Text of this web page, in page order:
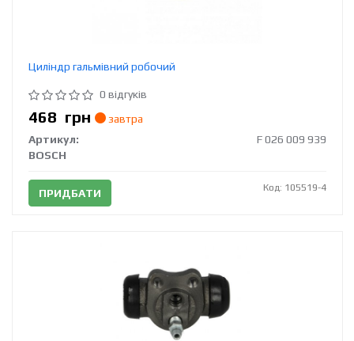
Циліндр гальмівний робочий
0 відгуків
468 грн
завтра
Артикул:
F 026 009 939
BOSCH
ПРИДБАТИ Код: 105519-4